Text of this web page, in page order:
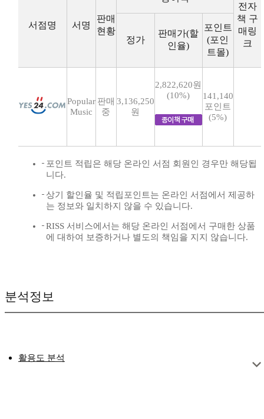
서점명 서명
판매
현황
전자
책 구
매링
크
정가
판매가(할
인율)
포인트
(포인
트몰)
Popular
Music
판매
중
3,136,250
원
2,822,620원
(10%)
141,140
포인트
(5%)
포인트 적립은 해당 온라인 서점 회원인 경우만 해당됩
니다.
상기 할인율 및 적립포인트는 온라인 서점에서 제공하
는 정보와 일치하지 않을 수 있습니다.
RISS 서비스에서는 해당 온라인 서점에서 구매한 상품
에 대하여 보증하거나 별도의 책임을 지지 않습니다.
분석정보
활용도 분석